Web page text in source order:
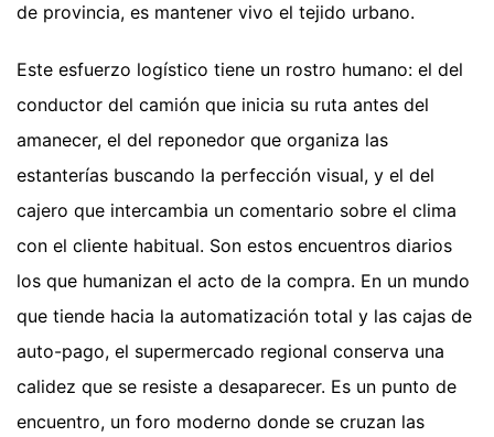
de provincia, es mantener vivo el tejido urbano.
Este esfuerzo logístico tiene un rostro humano: el del
conductor del camión que inicia su ruta antes del
amanecer, el del reponedor que organiza las
estanterías buscando la perfección visual, y el del
cajero que intercambia un comentario sobre el clima
con el cliente habitual. Son estos encuentros diarios
los que humanizan el acto de la compra. En un mundo
que tiende hacia la automatización total y las cajas de
auto-pago, el supermercado regional conserva una
calidez que se resiste a desaparecer. Es un punto de
encuentro, un foro moderno donde se cruzan las